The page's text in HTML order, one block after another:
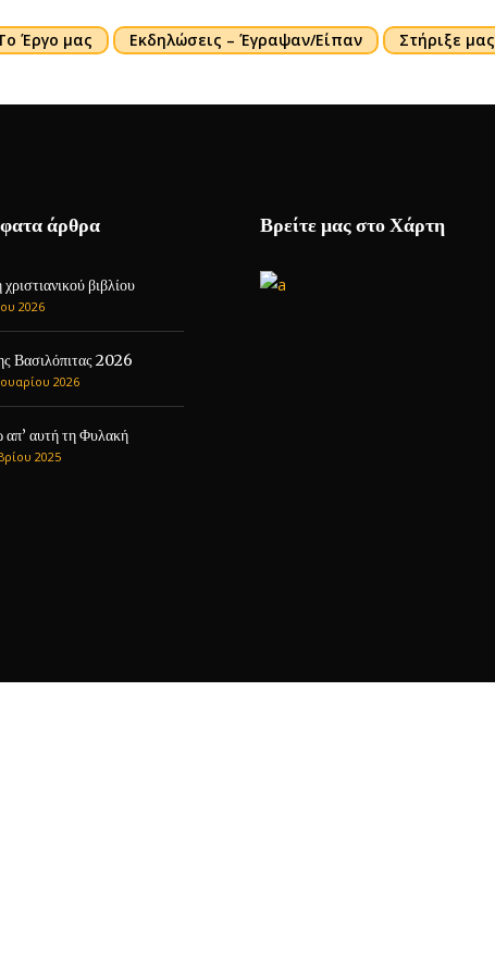
Έργο μας Εκδηλώσεις – Έγραψαν/Είπαν Στήριξε μας
άρθρα
βιβλίου
2026
Βασιλόπιτας 2026
2026
απ’ αυτή τη Φυλακή
2025
Βρείτε μας στο Χάρτη